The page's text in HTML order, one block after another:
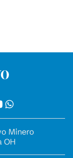
Minero
OH